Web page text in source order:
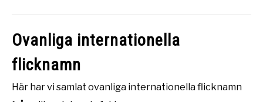
Ovanliga internationella
flicknamn
Här har vi samlat ovanliga internationella flicknamn